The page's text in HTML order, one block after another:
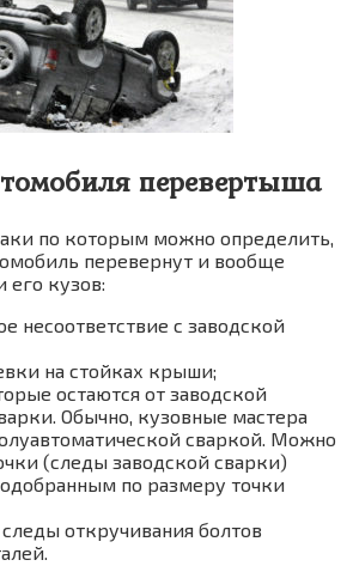
перевертыша
по которым можно определить,
перевернут и вообще
его кузов:
несоответствие с заводской
на стойках крыши;
остаются от заводской
Обычно, кузовные мастера
сваркой. Можно
(следы заводской сварки)
по размеру точки
откручивания болтов